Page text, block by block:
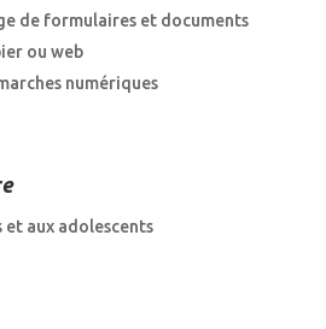
de formulaires et documents
ou web
numériques
et aux adolescents